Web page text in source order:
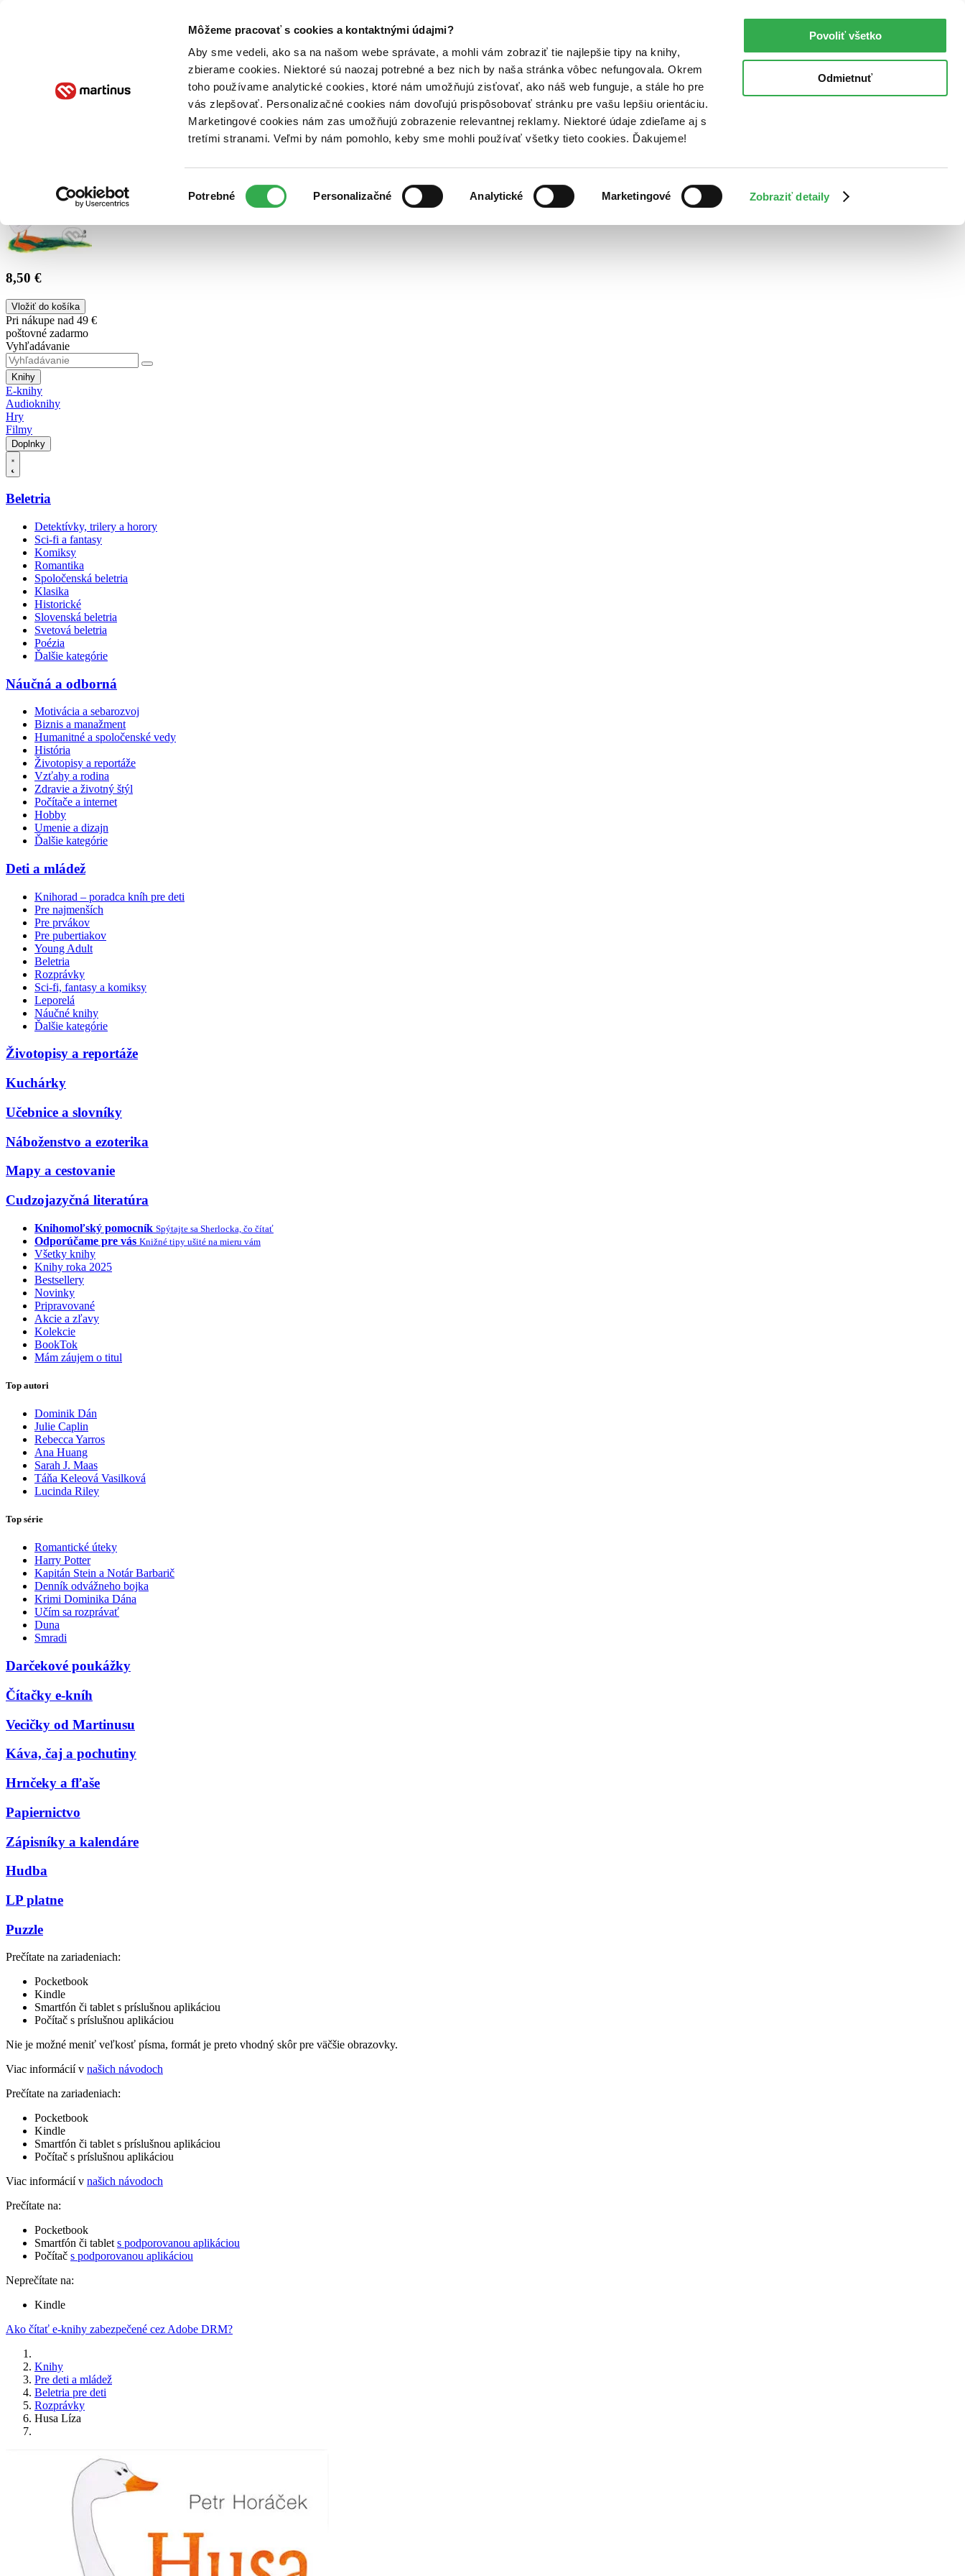
Môžeme pracovať s cookies a kontaktnými údajmi?
Aby sme vedeli, ako sa na našom webe správate, a mohli vám zobraziť tie najlepšie tipy na knihy,
zbierame cookies. Niektoré sú naozaj potrebné a bez nich by naša stránka vôbec nefungovala. Okrem
toho používame analytické cookies, ktoré nám umožňujú zisťovať, ako náš web funguje, a stále ho pre
vás zlepšovať. Personalizačné cookies nám dovoľujú prispôsobovať stránku pre vašu lepšiu orientáciu.
Marketingové cookies nám zas umožňujú zobrazenie relevantnej reklamy. Niektoré údaje zdieľame aj s
tretími stranami. Veľmi by nám pomohlo, keby sme mohli používať všetky tieto cookies. Ďakujeme!
súhlasu
Potrebné Personalizačné Analytické Marketingové Zobraziť detaily
Povoliť všetko
Odmietnuť
Poukážky Kontakt
8,50 €
Vložiť do košíka
Pri nákupe nad 49 €
poštovné zadarmo
Vyhľadávanie
Knihy
E-knihy
Audioknihy
Hry
Filmy
Doplnky
Beletria
Detektívky, trilery a horory
Sci-fi a fantasy
Komiksy
Romantika
Spoločenská beletria
Klasika
Historické
Slovenská beletria
Svetová beletria
Poézia
Ďalšie kategórie
Náučná a odborná
Motivácia a sebarozvoj
Biznis a manažment
Humanitné a spoločenské vedy
História
Životopisy a reportáže
Vzťahy a rodina
Zdravie a životný štýl
Počítače a internet
Hobby
Umenie a dizajn
Ďalšie kategórie
Deti a mládež
Knihorad – poradca kníh pre deti
Pre najmenších
Pre prvákov
Pre pubertiakov
Young Adult
Beletria
Rozprávky
Sci-fi, fantasy a komiksy
Leporelá
Náučné knihy
Ďalšie kategórie
Životopisy a reportáže
Kuchárky
Učebnice a slovníky
Náboženstvo a ezoterika
Mapy a cestovanie
Cudzojazyčná literatúra
Knihomoľský pomocník Spýtajte sa Sherlocka, čo čítať
Odporúčame pre vás Knižné tipy ušité na mieru vám
Všetky knihy
Knihy roka 2025
Bestsellery
Novinky
Pripravované
Akcie a zľavy
Kolekcie
BookTok
Mám záujem o titul
Top autori
Dominik Dán
Julie Caplin
Rebecca Yarros
Ana Huang
Sarah J. Maas
Táňa Keleová Vasilková
Lucinda Riley
Top série
Romantické úteky
Harry Potter
Kapitán Stein a Notár Barbarič
Denník odvážneho bojka
Krimi Dominika Dána
Učím sa rozprávať
Duna
Smradi
Darčekové poukážky
Čítačky e-kníh
Vecičky od Martinusu
Káva, čaj a pochutiny
Hrnčeky a fľaše
Papiernictvo
Zápisníky a kalendáre
Hudba
LP platne
Puzzle
Prečítate na zariadeniach:
Pocketbook
Kindle
Smartfón či tablet s príslušnou aplikáciou
Počítač s príslušnou aplikáciou
Nie je možné meniť veľkosť písma, formát je preto vhodný skôr pre väčšie obrazovky.
Viac informácií v našich návodoch
Prečítate na zariadeniach:
Pocketbook
Kindle
Smartfón či tablet s príslušnou aplikáciou
Počítač s príslušnou aplikáciou
Viac informácií v našich návodoch
Prečítate na:
Pocketbook
Smartfón či tablet s podporovanou aplikáciou
Počítač s podporovanou aplikáciou
Neprečítate na:
Kindle
Ako čítať e-knihy zabezpečené cez Adobe DRM?
Knihy
Pre deti a mládež
Beletria pre deti
Rozprávky
Husa Líza